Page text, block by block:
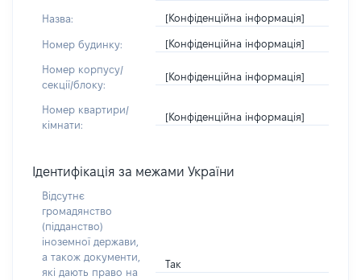
Назва: [Конфіденційна інформація]
Номер будинку: [Конфіденційна інформація]
Номер корпусу/
секції/блоку:
[Конфіденційна інформація]
Номер квартири/
кімнати:
[Конфіденційна інформація]
Ідентифікація за межами України
Відсутнє
громадянство
(підданство)
іноземної держави,
а також документи,
які дають право на
Так